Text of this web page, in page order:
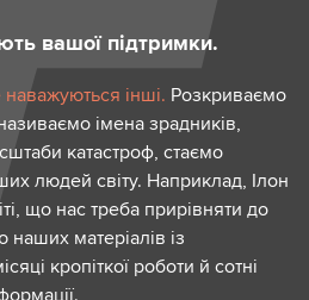
вашої підтримки.
інші. Розкриваємо
імена зрадників,
катастроф, стаємо
людей світу. Наприклад, Ілон
що нас треба прирівняти до
наших матеріалів із
кропіткої роботи й сотні